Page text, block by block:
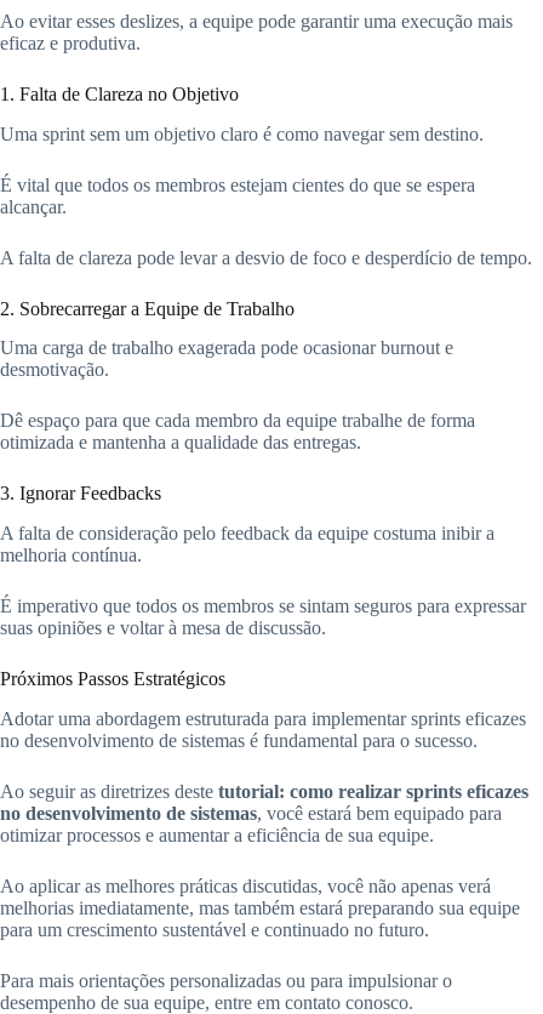
Ao evitar esses deslizes, a equipe pode garantir uma execução mais
eficaz e produtiva.
1. Falta de Clareza no Objetivo
Uma sprint sem um objetivo claro é como navegar sem destino.
É vital que todos os membros estejam cientes do que se espera
alcançar.
A falta de clareza pode levar a desvio de foco e desperdício de tempo.
2. Sobrecarregar a Equipe de Trabalho
Uma carga de trabalho exagerada pode ocasionar burnout e
desmotivação.
Dê espaço para que cada membro da equipe trabalhe de forma
otimizada e mantenha a qualidade das entregas.
3. Ignorar Feedbacks
A falta de consideração pelo feedback da equipe costuma inibir a
melhoria contínua.
É imperativo que todos os membros se sintam seguros para expressar
suas opiniões e voltar à mesa de discussão.
Próximos Passos Estratégicos
Adotar uma abordagem estruturada para implementar sprints eficazes
no desenvolvimento de sistemas é fundamental para o sucesso.
Ao seguir as diretrizes deste tutorial: como realizar sprints eficazes
no desenvolvimento de sistemas, você estará bem equipado para
otimizar processos e aumentar a eficiência de sua equipe.
Ao aplicar as melhores práticas discutidas, você não apenas verá
melhorias imediatamente, mas também estará preparando sua equipe
para um crescimento sustentável e continuado no futuro.
Para mais orientações personalizadas ou para impulsionar o
desempenho de sua equipe, entre em contato conosco.